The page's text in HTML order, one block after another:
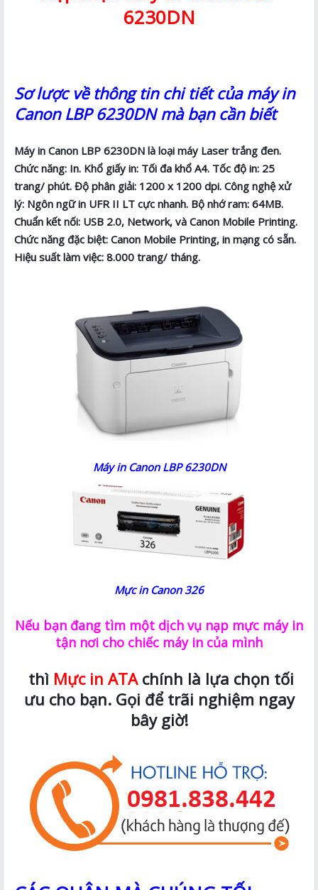
6230DN
Sơ lược về thông tin chi tiết của máy in
Canon LBP 6230DN mà bạn cần biết
Máy in Canon LBP 6230DN là loại máy Laser trắng đen.
Chức năng: In. Khổ giấy in: Tối đa khổ A4. Tốc độ in: 25
trang/ phút. Độ phân giải: 1200 x 1200 dpi. Công nghệ xử
lý: Ngôn ngữ in UFR II LT cực nhanh. Bộ nhớ ram: 64MB.
Chuẩn kết nối: USB 2.0, Network, và Canon Mobile Printing.
Chức năng đặc biệt: Canon Mobile Printing, in mạng có sẵn.
Hiệu suất làm việc: 8.000 trang/ tháng.
Máy in Canon LBP 6230DN
Mực in Canon 326
Nếu bạn đang tìm một dịch vụ nạp mực máy in
tận nơi cho chiếc máy in của mình
thì Mực in ATAchính là lựa chọn tối
ưu cho bạn. Gọi để trãi nghiệm ngay
bây giờ!